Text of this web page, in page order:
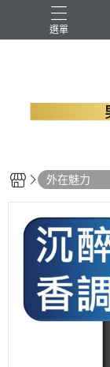
選單
B群+馬卡 EPA
外在魅力